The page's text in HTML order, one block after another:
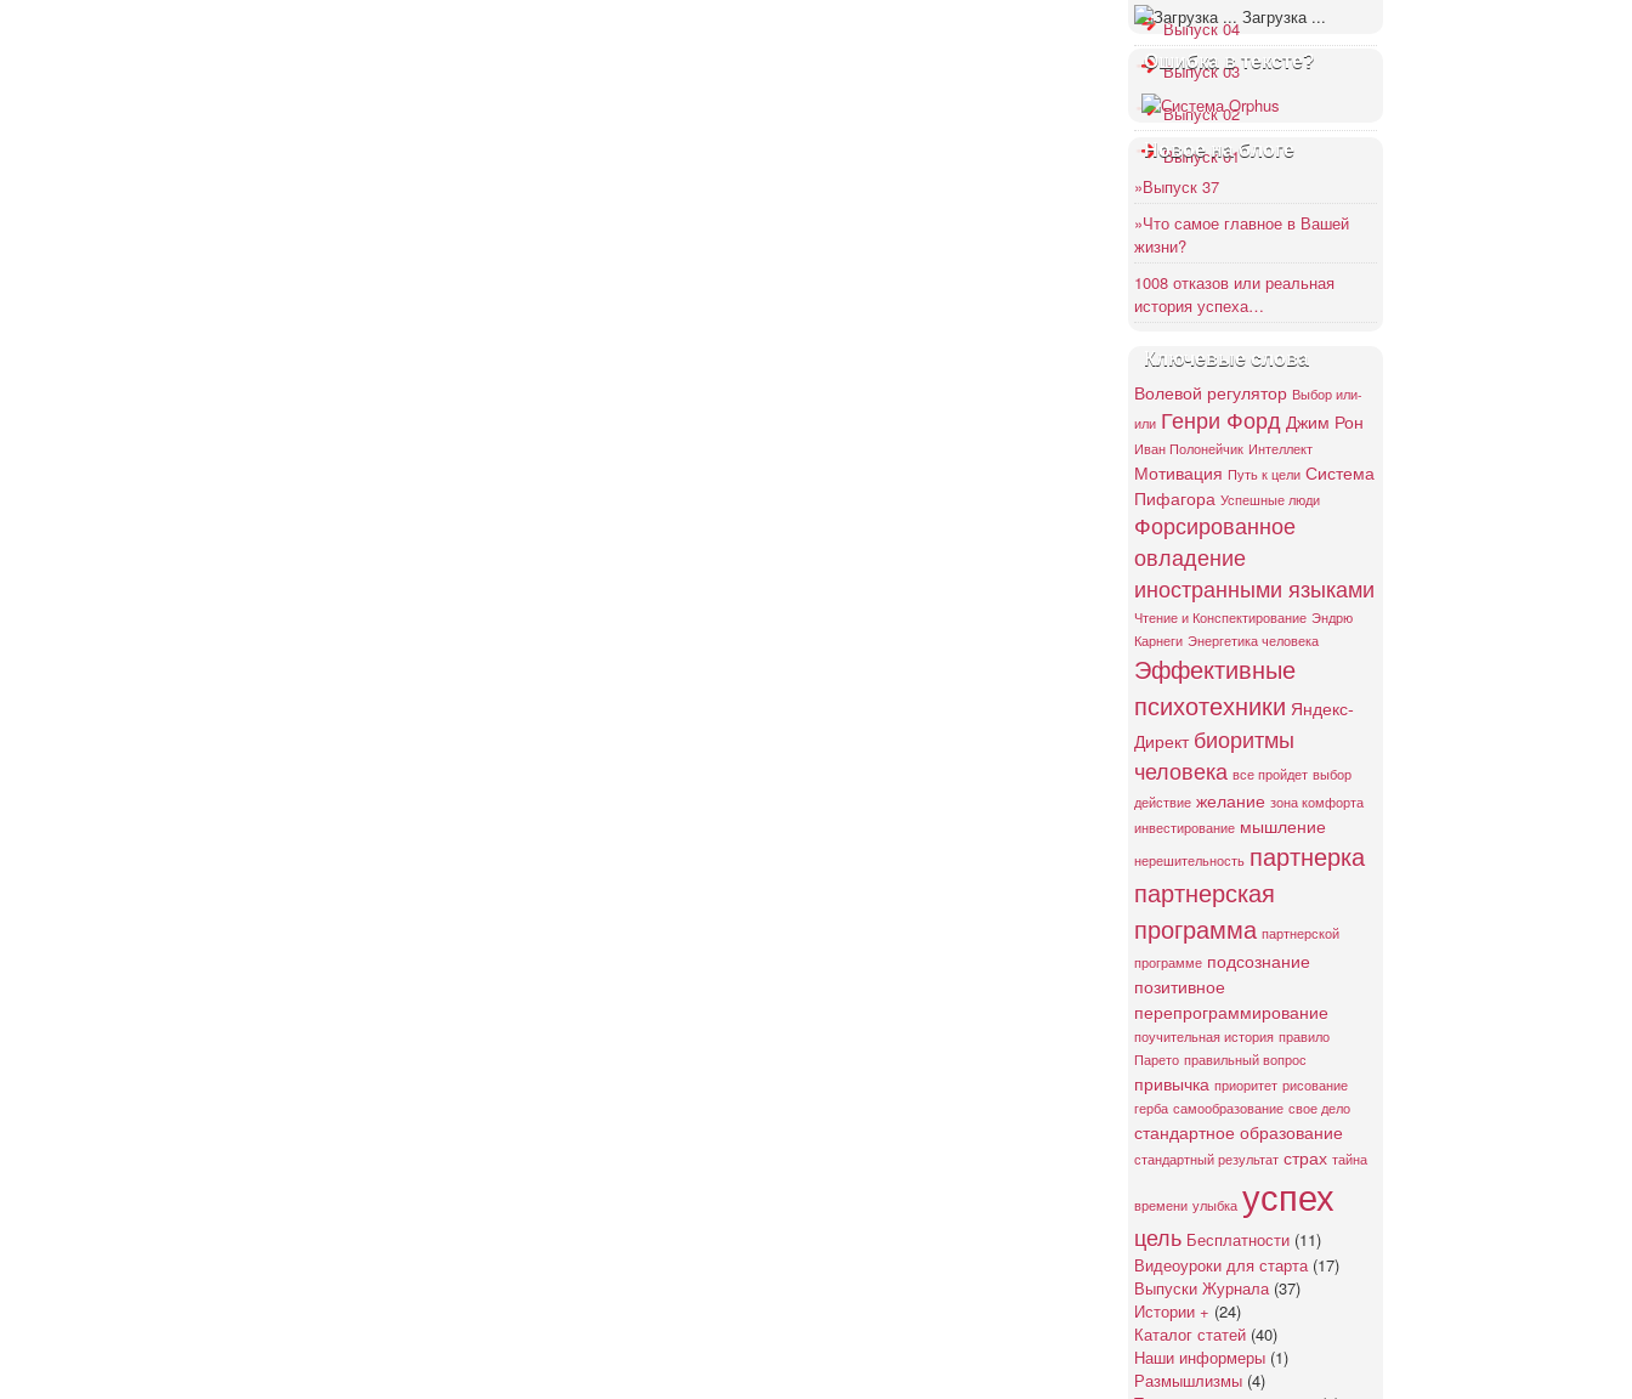
Выпуск 04
Выпуск 03
Выпуск 02
Выпуск 01
Загрузка ...
Ошибка в тексте?
Новое на блоге
»Выпуск 37
»Что самое главное в Вашей
жизни?
1008 отказов или реальная
история успеха…
Ключевые слова
Волевой регулятор Выбор или-
или Генри Форд Джим Рон
Иван Полонейчик Интеллект
Мотивация Путь к цели Система
Пифагора Успешные люди
Форсированное
овладение
иностранными языками
Чтение и Конспектирование Эндрю
Карнеги Энергетика человека
Эффективные
психотехники Яндекс-
Директ биоритмы
человека все пройдет выбор
действие желание зона комфорта
инвестирование мышление
нерешительность партнерка
партнерская
программа партнерской
программе подсознание
позитивное
перепрограммирование
поучительная история правило
Парето правильный вопрос
привычка приоритет рисование
герба самообразование свое дело
стандартное образование
стандартный результат страх тайна
времени улыбка успех
цель Бесплатности (11)
Видеоуроки для старта (17)
Выпуски Журнала (37)
Истории + (24)
Каталог статей (40)
Наши информеры (1)
Размышлизмы (4)